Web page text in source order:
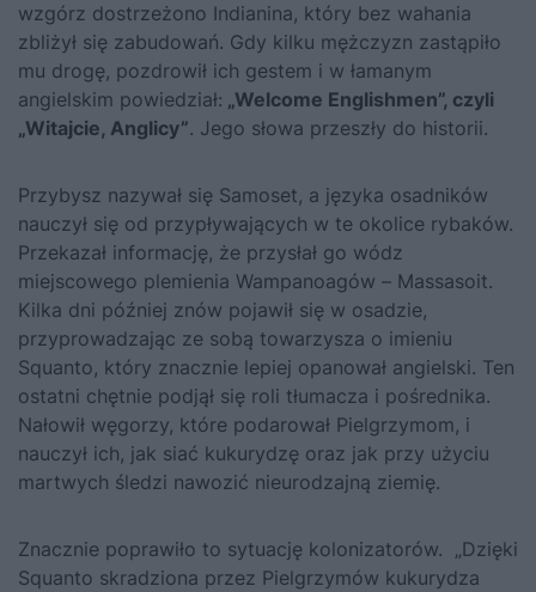
wzgórz dostrzeżono Indianina, który bez wahania
zbliżył się zabudowań. Gdy kilku mężczyzn zastąpiło
mu drogę, pozdrowił ich gestem i w łamanym
angielskim powiedział: „Welcome Englishmen”, czyli
„Witajcie, Anglicy”. Jego słowa przeszły do historii.
Przybysz nazywał się Samoset, a języka osadników
nauczył się od przypływających w te okolice rybaków.
Przekazał informację, że przysłał go wódz
miejscowego plemienia Wampanoagów – Massasoit.
Kilka dni później znów pojawił się w osadzie,
przyprowadzając ze sobą towarzysza o imieniu
Squanto, który znacznie lepiej opanował angielski. Ten
ostatni chętnie podjął się roli tłumacza i pośrednika.
Nałowił węgorzy, które podarował Pielgrzymom, i
nauczył ich, jak siać kukurydzę oraz jak przy użyciu
martwych śledzi nawozić nieurodzajną ziemię.
Znacznie poprawiło to sytuację kolonizatorów. „Dzięki
Squanto skradziona przez Pielgrzymów kukurydza